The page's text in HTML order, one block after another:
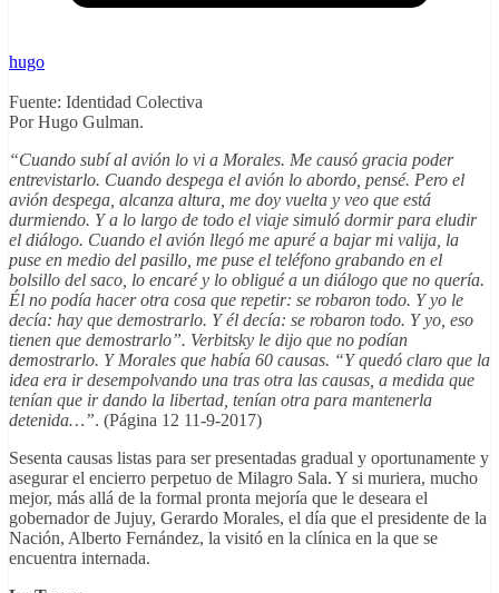
hugo
Fuente: Identidad Colectiva
Por Hugo Gulman.
“Cuando subí al avión lo vi a Morales. Me causó gracia poder
entrevistarlo. Cuando despega el avión lo abordo, pensé. Pero el
avión despega, alcanza altura, me doy vuelta y veo que está
durmiendo. Y a lo largo de todo el viaje simuló dormir para eludir
el diálogo. Cuando el avión llegó me apuré a bajar mi valija, la
puse en medio del pasillo, me puse el teléfono grabando en el
bolsillo del saco, lo encaré y lo obligué a un diálogo que no quería.
Él no podía hacer otra cosa que repetir: se robaron todo. Y yo le
decía: hay que demostrarlo. Y él decía: se robaron todo. Y yo, eso
tienen que demostrarlo”. Verbitsky le dijo que no podían
demostrarlo. Y Morales que había 60 causas. “Y quedó claro que la
idea era ir desempolvando una tras otra las causas, a medida que
tenían que ir dando la libertad, tenían otra para mantenerla
detenida…”. (Página 12 11-9-2017)
Sesenta causas listas para ser presentadas gradual y oportunamente y
asegurar el encierro perpetuo de Milagro Sala. Y si muriera, mucho
mejor, más allá de la formal pronta mejoría que le deseara el
gobernador de Jujuy, Gerardo Morales, el día que el presidente de la
Nación, Alberto Fernández, la visitó en la clínica en la que se
encuentra internada.